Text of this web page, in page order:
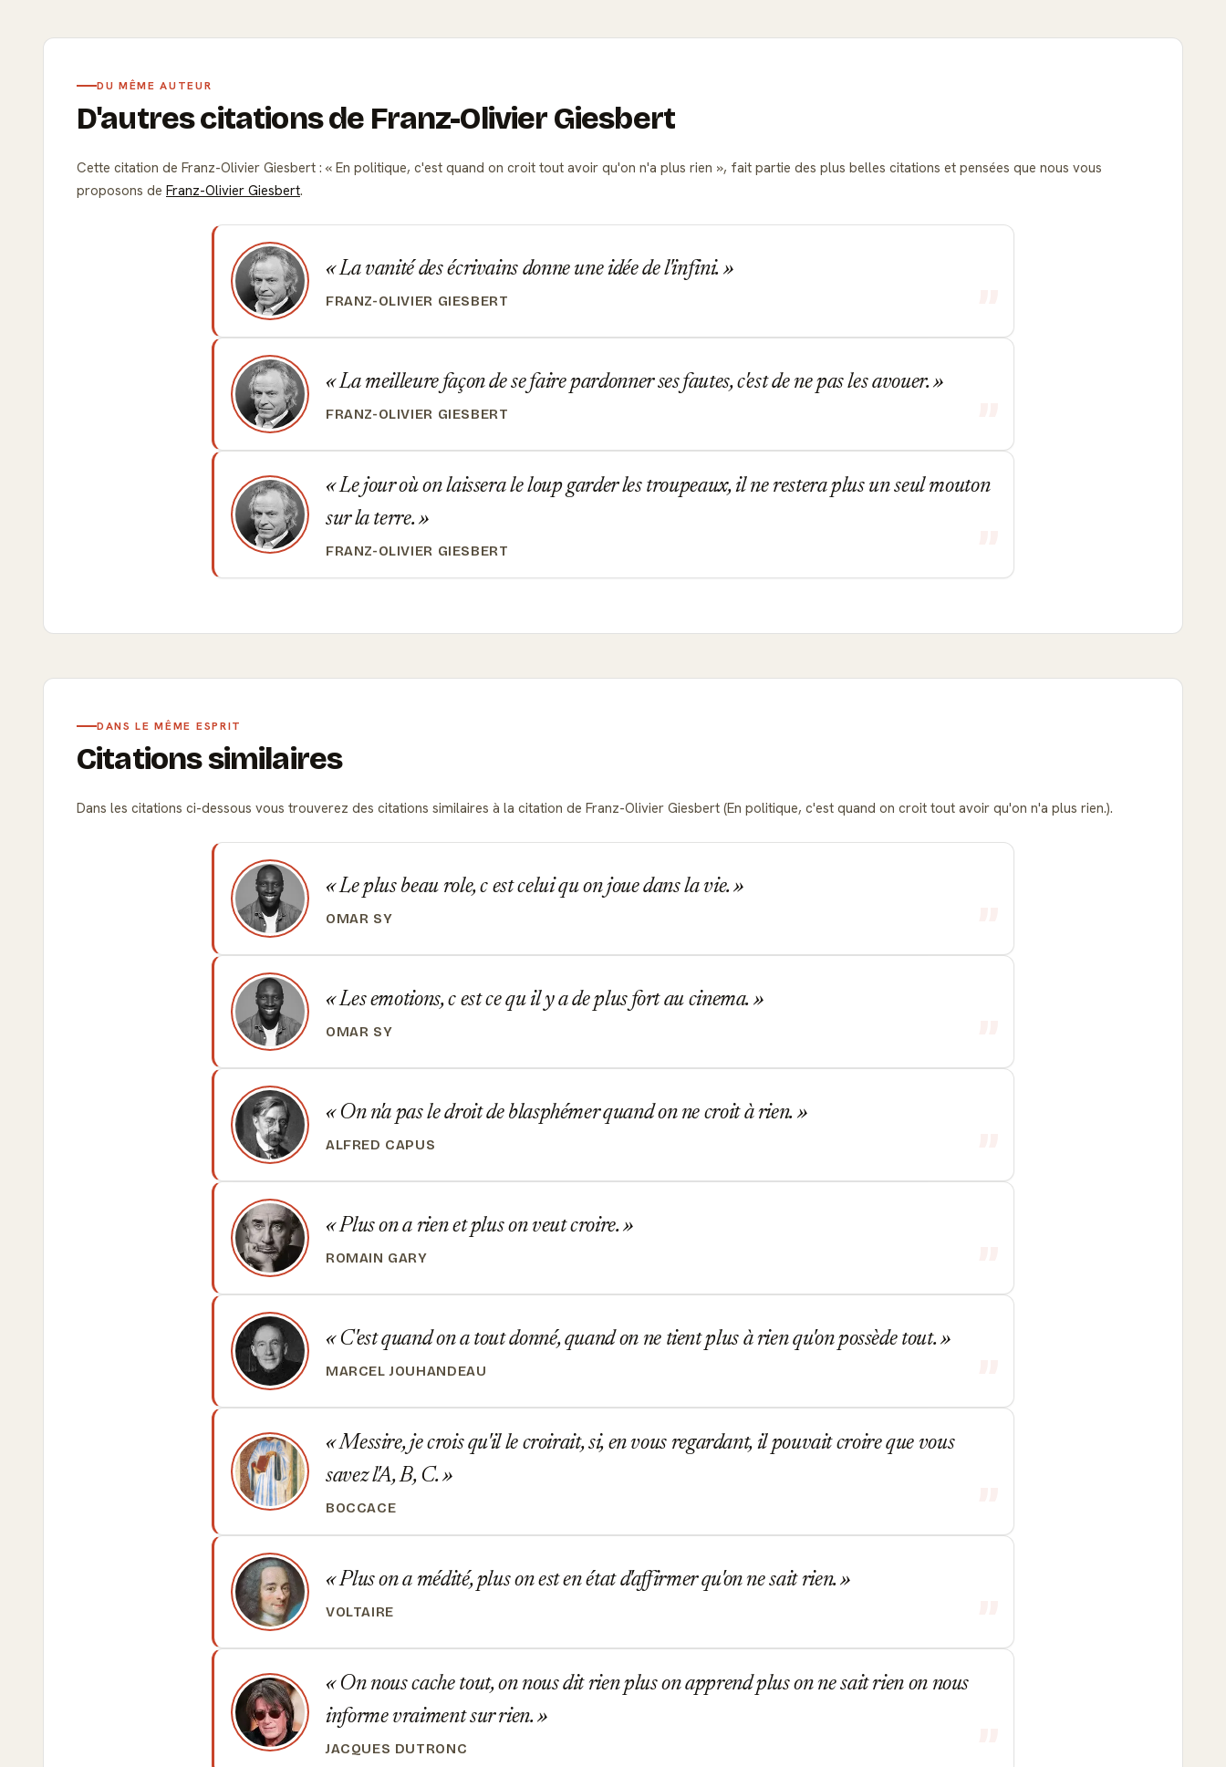
DU MÊME AUTEUR
D'autres citations de Franz-Olivier Giesbert
Cette citation de Franz-Olivier Giesbert : En politique, c'est quand on croit tout avoir qu'on n'a plus rien
, fait partie des plus belles citations et pensées que nous vous
proposons de Franz-Olivier Giesbert.
La vanité des écrivains donne une idée de l'infini.
FRANZ-OLIVIER GIESBERT
La meilleure façon de se faire pardonner ses fautes, c'est de ne pas les avouer.
FRANZ-OLIVIER GIESBERT
Le jour où on laissera le loup garder les troupeaux, il ne restera plus un seul mouton
sur la terre.
FRANZ-OLIVIER GIESBERT
DANS LE MÊME ESPRIT
Citations similaires
Dans les citations ci-dessous vous trouverez des citations similaires à la citation de Franz-Olivier Giesbert (En politique, c'est quand on croit tout avoir qu'on n'a plus rien.).
Le plus beau role, c est celui qu on joue dans la vie.
OMAR SY
Les emotions, c est ce qu il y a de plus fort au cinema.
OMAR SY
On n'a pas le droit de blasphémer quand on ne croit à rien.
ALFRED CAPUS
Plus on a rien et plus on veut croire.
ROMAIN GARY
C'est quand on a tout donné, quand on ne tient plus à rien qu'on possède tout.
MARCEL JOUHANDEAU
Messire, je crois qu'il le croirait, si, en vous regardant, il pouvait croire que vous
savez l'A, B, C.
BOCCACE
Plus on a médité, plus on est en état d'affirmer qu'on ne sait rien.
VOLTAIRE
On nous cache tout, on nous dit rien plus on apprend plus on ne sait rien on nous
informe vraiment sur rien.
JACQUES DUTRONC